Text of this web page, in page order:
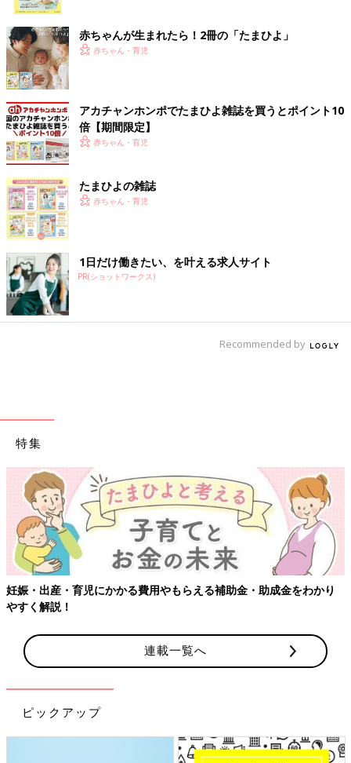
赤ちゃんが生まれたら！2冊の「たまひよ」
赤ちゃん・育児
アカチャンホンポでたまひよ雑誌を買うとポイント10
倍【期間限定】
赤ちゃん・育児
たまひよの雑誌
赤ちゃん・育児
1日だけ働きたい、を叶える求人サイト
PR(ショットワークス)
Recommended by
特集
妊娠・出産・育児にかかる費用やもらえる補助金・助成金をわかり
やすく解説！
連載一覧へ
ピックアップ